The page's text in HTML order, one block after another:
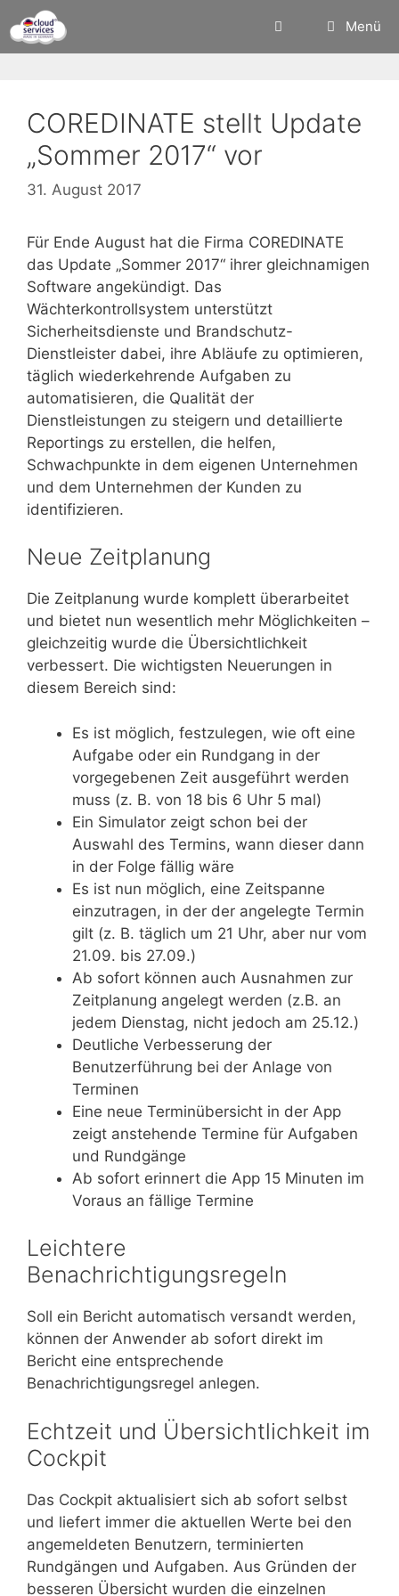
Inhalt
springen
Menü
COREDINATE stellt Update
„Sommer 2017“ vor
31. August 2017
Für Ende August hat die Firma COREDINATE
das Update „Sommer 2017“ ihrer gleichnamigen
Software angekündigt. Das
Wächterkontrollsystem unterstützt
Sicherheitsdienste und Brandschutz-
Dienstleister dabei, ihre Abläufe zu optimieren,
täglich wiederkehrende Aufgaben zu
automatisieren, die Qualität der
Dienstleistungen zu steigern und detaillierte
Reportings zu erstellen, die helfen,
Schwachpunkte in dem eigenen Unternehmen
und dem Unternehmen der Kunden zu
identifizieren.
Neue Zeitplanung
Die Zeitplanung wurde komplett überarbeitet
und bietet nun wesentlich mehr Möglichkeiten –
gleichzeitig wurde die Übersichtlichkeit
verbessert. Die wichtigsten Neuerungen in
diesem Bereich sind:
Es ist möglich, festzulegen, wie oft eine
Aufgabe oder ein Rundgang in der
vorgegebenen Zeit ausgeführt werden
muss (z. B. von 18 bis 6 Uhr 5 mal)
Ein Simulator zeigt schon bei der
Auswahl des Termins, wann dieser dann
in der Folge fällig wäre
Es ist nun möglich, eine Zeitspanne
einzutragen, in der der angelegte Termin
gilt (z. B. täglich um 21 Uhr, aber nur vom
21.09. bis 27.09.)
Ab sofort können auch Ausnahmen zur
Zeitplanung angelegt werden (z.B. an
jedem Dienstag, nicht jedoch am 25.12.)
Deutliche Verbesserung der
Benutzerführung bei der Anlage von
Terminen
Eine neue Terminübersicht in der App
zeigt anstehende Termine für Aufgaben
und Rundgänge
Ab sofort erinnert die App 15 Minuten im
Voraus an fällige Termine
Leichtere
Benachrichtigungsregeln
Soll ein Bericht automatisch versandt werden,
können der Anwender ab sofort direkt im
Bericht eine entsprechende
Benachrichtigungsregel anlegen.
Echtzeit und Übersichtlichkeit im
Cockpit
Das Cockpit aktualisiert sich ab sofort selbst
und liefert immer die aktuellen Werte bei den
angemeldeten Benutzern, terminierten
Rundgängen und Aufgaben. Aus Gründen der
besseren Übersicht wurden die einzelnen